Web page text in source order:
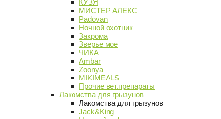
КУЗЯ
МИСТЕР АЛЕКС
Padovan
Ночной охотник
Закрома
Зверье мое
ЧИКА
Ambar
Zoonya
MIKIMEALS
Прочие вет.препараты
Лакомства для грызунов
Лакомства для грызунов
Jack&King